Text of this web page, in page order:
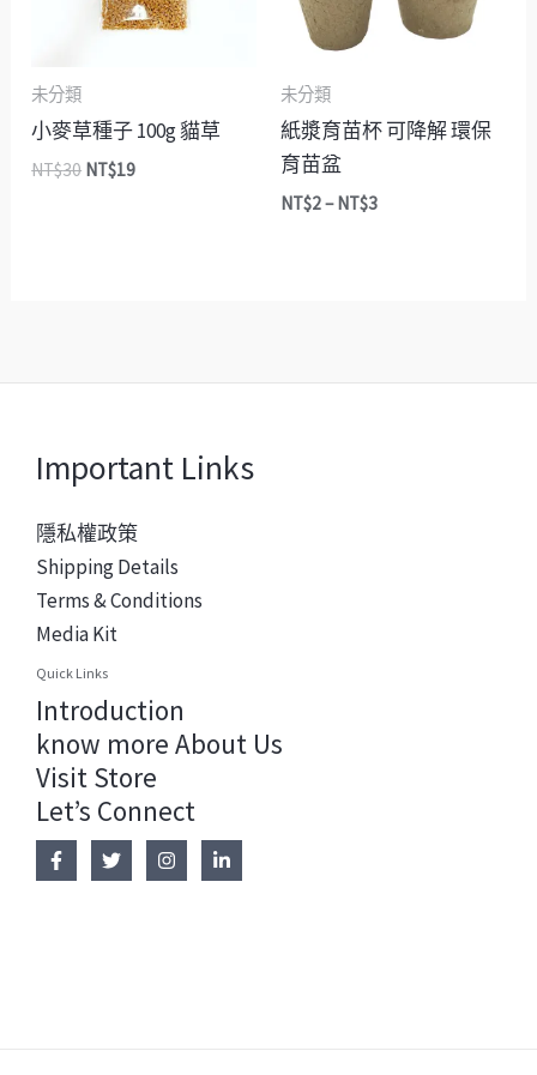
未分類
小麥草種子 100g 貓草
NT$30 NT$19
未分類
紙漿育苗杯 可降解 環保
育苗盆
NT$2– NT$3
Important Links
隱私權政策
Shipping Details
Terms & Conditions
Media Kit
Quick Links
Introduction
know more About Us
Visit Store
Let’s Connect